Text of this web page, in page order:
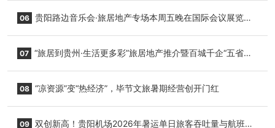
06 贵阳路边音乐会·旅居地产专场本周五晚在国际会议展览中
07 “旅居到贵州·生活更多彩”旅居地产推介暨百城千企“五省
08 “凉资源”变“热经济”，毕节文旅暑期经营创开门红
09 双创新高！贵阳机场2026年暑运单日旅客吞吐量与航班起